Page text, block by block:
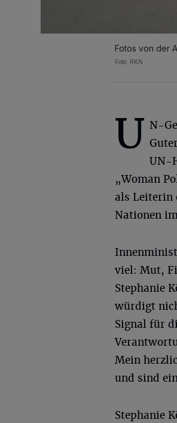
Fotos von der
Foto: RKN
U N-
UN-
„Woman
als Leiterin
Nationen
viel: Mut,
Stephanie
würdigt
Signal für
Mein
und sind
Stephanie